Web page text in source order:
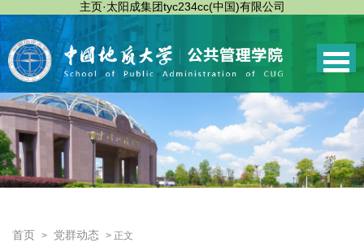
主页·太阳成集团tyc234cc(中国)有限公司
首页 > 党群动态 > 正文